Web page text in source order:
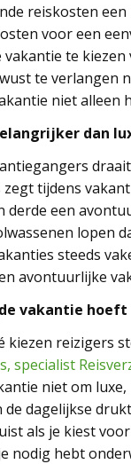
reiskosten
voor een
vakantie te
te verlangen
niet alleen
dan
tijdens
derde een
lopen
steeds
avontuurlijke
vakantie
kiezen reizigers
specialist
niet om
de dagelijkse
als je kiest
nodig hebt